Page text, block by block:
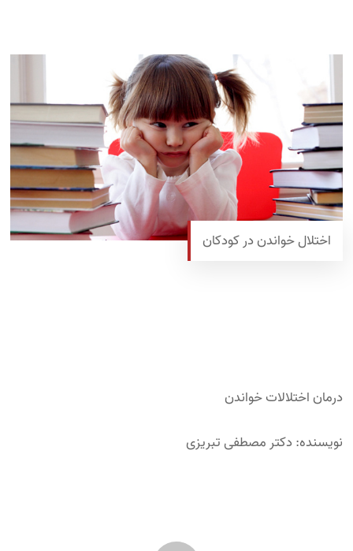
اختلال خواندن در کودکان
درمان اختلالات خواندن
نویسنده: دکتر مصطفی تبریزی